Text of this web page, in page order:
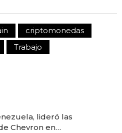
criptomonedas
Trabajo
lideró las
Chevron en